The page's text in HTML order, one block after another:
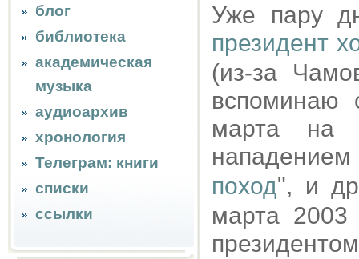
блог
библиотека
академическая
музыка
аудиоархив
хронология
Телеграм: книги
списки
ссылки
Уже пару
президент
(из-за
вспоминаю
марта на
поход", и
марта